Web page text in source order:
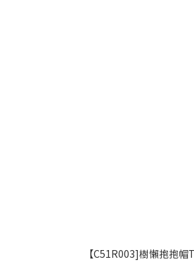
【C51R003]樹懶抱抱